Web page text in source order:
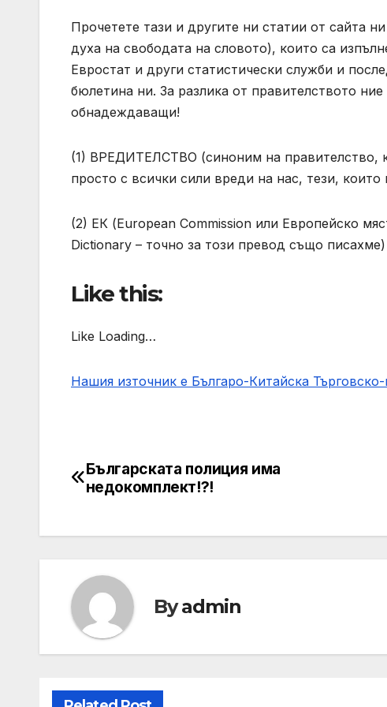
Прочетете тази и другите ни статии от сайта
духа на свободата на словото), които са
Евростат и други статистически служби и
бюлетина ни. За разлика от правителството
обнадеждаващи!
(1) ВРЕДИТЕЛСТВО (синоним на правителство,
просто с всички сили вреди на нас, тези,
(2) ЕК (European Commission или Европейско
Dictionary – точно за този превод също писахме)
Like this:
Like Loading…
Нашия източник е Българо-Китайска
Post
Българската полиция има
недокомплект!?!
Byadmin